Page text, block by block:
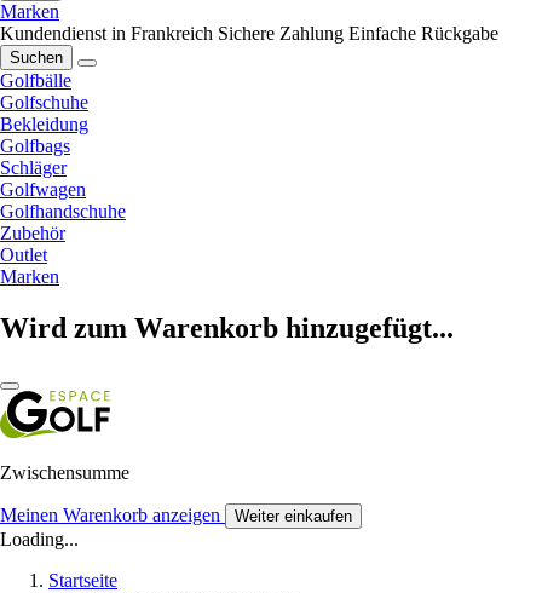
Marken
Kundendienst in Frankreich Sichere Zahlung Einfache Rückgabe
Suchen
Golfbälle
Golfschuhe
Bekleidung
Golfbags
Schläger
Golfwagen
Golfhandschuhe
Zubehör
Outlet
Marken
Wird zum Warenkorb hinzugefügt...
Zwischensumme
Meinen Warenkorb anzeigen Weiter einkaufen
Loading...
Startseite